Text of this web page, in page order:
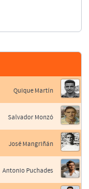
Quique Martín
Salvador Monzó
José Mangriñán
Antonio Puchades